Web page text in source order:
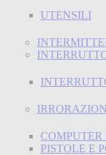
UTENSILI
COMPUTER
PISTOLE E